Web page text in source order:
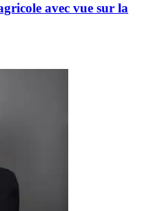
avec vue sur la